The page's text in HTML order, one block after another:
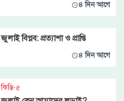
৪ দিন আগে
জুলাই বিপ্লব: প্রত্যাশা ও প্রাপ্তি
৪ দিন আগে
কিস্তি-৫